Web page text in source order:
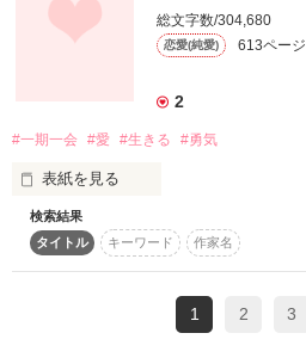
そのような彼女に任され
たのは、常に危険が伴う
“ドラゴンの守護”
いざ対面を果たすものの
｢誰がコイツと組むか!!｣
口の悪い俺様少年だった
総文字数/304,680
恋愛(純愛) 613ページ
2
#一期一会 #愛 #生きる #勇気
表紙を見る
２年おきにケータイを変える。
２年おきに髪型を変える。
２年おきに仕事を変える。
２年おきに引っ越しをする。
検索結果
タイトル
キーワード 作家名
1 2 3